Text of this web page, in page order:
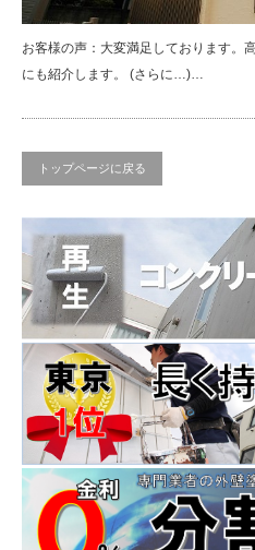
お客様の声：大変満足しております。
にも紹介します。 (さらに…)…
トップページに戻る